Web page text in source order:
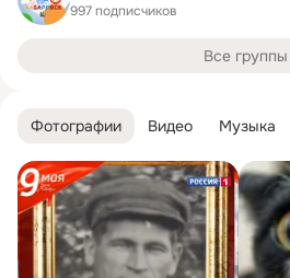
Фотографии Видео Музыка
997 подписчиков
Все группы